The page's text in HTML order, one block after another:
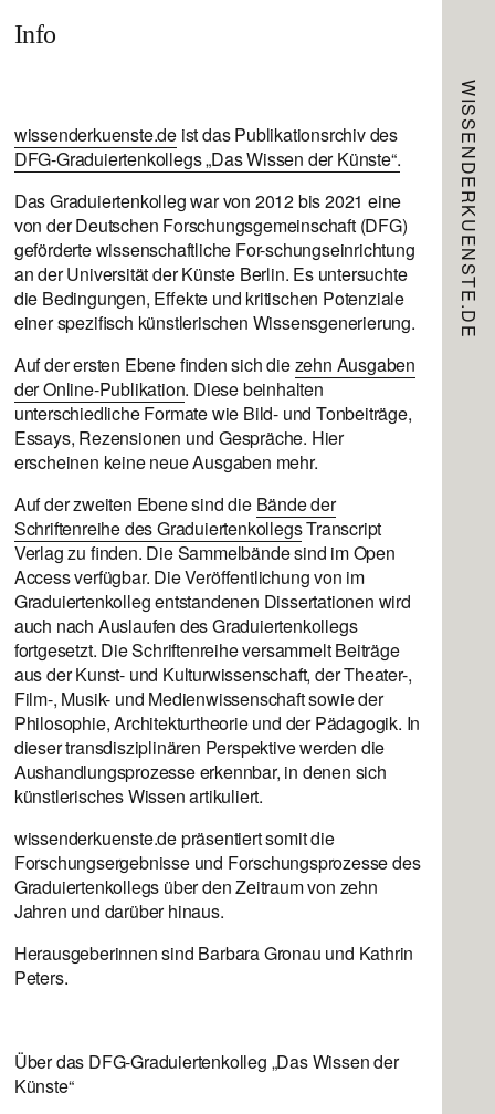
WISSENDERKUENSTE.DE
Info
wissenderkuenste.de ist das Publikationsrchiv des
DFG-Graduiertenkollegs „Das Wissen der Künste“.
Das Graduiertenkolleg war von 2012 bis 2021 eine
von der Deutschen Forschungsgemeinschaft (DFG)
geförderte wissenschaftliche For-schungseinrichtung
an der Universität der Künste Berlin. Es untersuchte
die Bedingungen, Effekte und kritischen Potenziale
einer spezifisch künstlerischen Wissensgenerierung.
Auf der ersten Ebene finden sich diezehn Ausgaben
der Online-Publikation. Diese beinhalten
unterschiedliche Formate wie Bild- und Tonbeiträge,
Essays, Rezensionen und Gespräche. Hier
erscheinen keine neue Ausgaben mehr.
Auf der zweiten Ebene sind die Bände der
Schriftenreihe des GraduiertenkollegsTranscript
Verlag zu finden. Die Sammelbände sind im Open
Access verfügbar. Die Veröffentlichung von im
Graduiertenkolleg entstandenen Dissertationen wird
auch nach Auslaufen des Graduiertenkollegs
fortgesetzt. Die Schriftenreihe versammelt Beiträge
aus der Kunst- und Kulturwissenschaft, der Theater-,
Film-, Musik- und Medienwissenschaft sowie der
Philosophie, Architekturtheorie und der Pädagogik. In
dieser transdisziplinären Perspektive werden die
Aushandlungsprozesse erkennbar, in denen sich
künstlerisches Wissen artikuliert.
wissenderkuenste.de präsentiert somit die
Forschungsergebnisse und Forschungsprozesse des
Graduiertenkollegs über den Zeitraum von zehn
Jahren und darüber hinaus.
Herausgeberinnen sind Barbara Gronau und Kathrin
Peters.
Über das DFG-Graduiertenkolleg „Das Wissen der
Künste“